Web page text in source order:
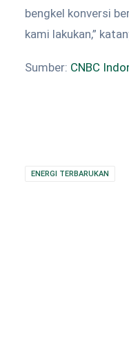
bengkel konversi
kami lakukan,”
Sumber: CNBC
ENERGI TERBARUKAN